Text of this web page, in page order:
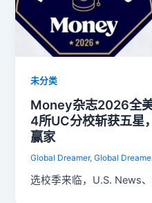
未分类
Money杂志2026全
4所UC分校斩获五星
赢家
Global Dreamer, Global
选校季来临，U.S. News